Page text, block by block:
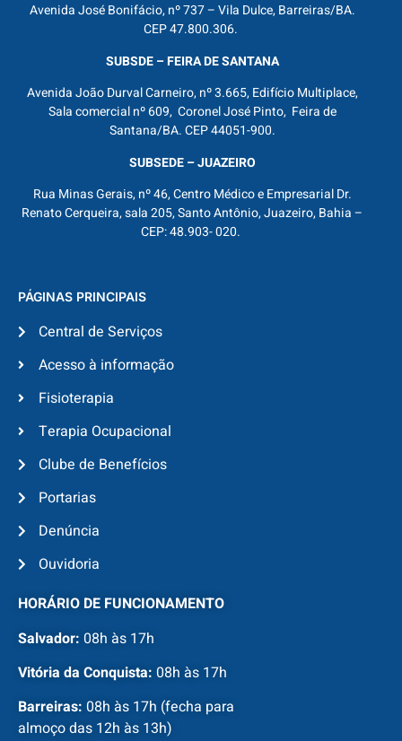
Avenida José Bonifácio, nº 737 – Vila Dulce, Barreiras/BA.
CEP 47.800.306.
SUBSDE – FEIRA DE SANTANA
Avenida João Durval Carneiro, nº 3.665, Edifício Multiplace,
Sala comercial nº 609, Coronel José Pinto, Feira de
Santana/BA. CEP 44051-900.
SUBSEDE – JUAZEIRO
Rua Minas Gerais, nº 46, Centro Médico e Empresarial Dr.
Renato Cerqueira, sala 205, Santo Antônio, Juazeiro, Bahia –
CEP: 48.903- 020.
PÁGINAS PRINCIPAIS
Central de Serviços
Acesso à informação
Fisioterapia
Terapia Ocupacional
Clube de Benefícios
Portarias
Denúncia
Ouvidoria
HORÁRIO DE FUNCIONAMENTO
Salvador: 08h às 17h
Vitória da Conquista: 08h às 17h
Barreiras: 08h às 17h (fecha para
almoço das 12h às 13h)